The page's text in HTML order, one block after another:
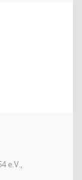
e.V.,